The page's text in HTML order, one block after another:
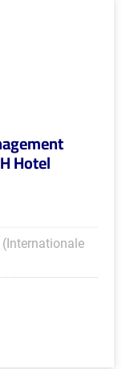
Hotel